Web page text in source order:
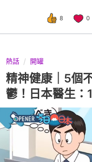
8 0
熱話 開罐
精神健康｜5個
鬱！日本醫生：